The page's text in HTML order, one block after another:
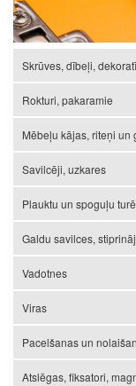
Skrūves, dībeļi,
Rokturi, pakaramie
Mēbeļu kājas, riteņi un
Savilcēji, uzkares
Plauktu un spoguļu
Galdu savilces,
Vadotnes
Viras
Pacelšanas un
Atslēgas, fiksatori,